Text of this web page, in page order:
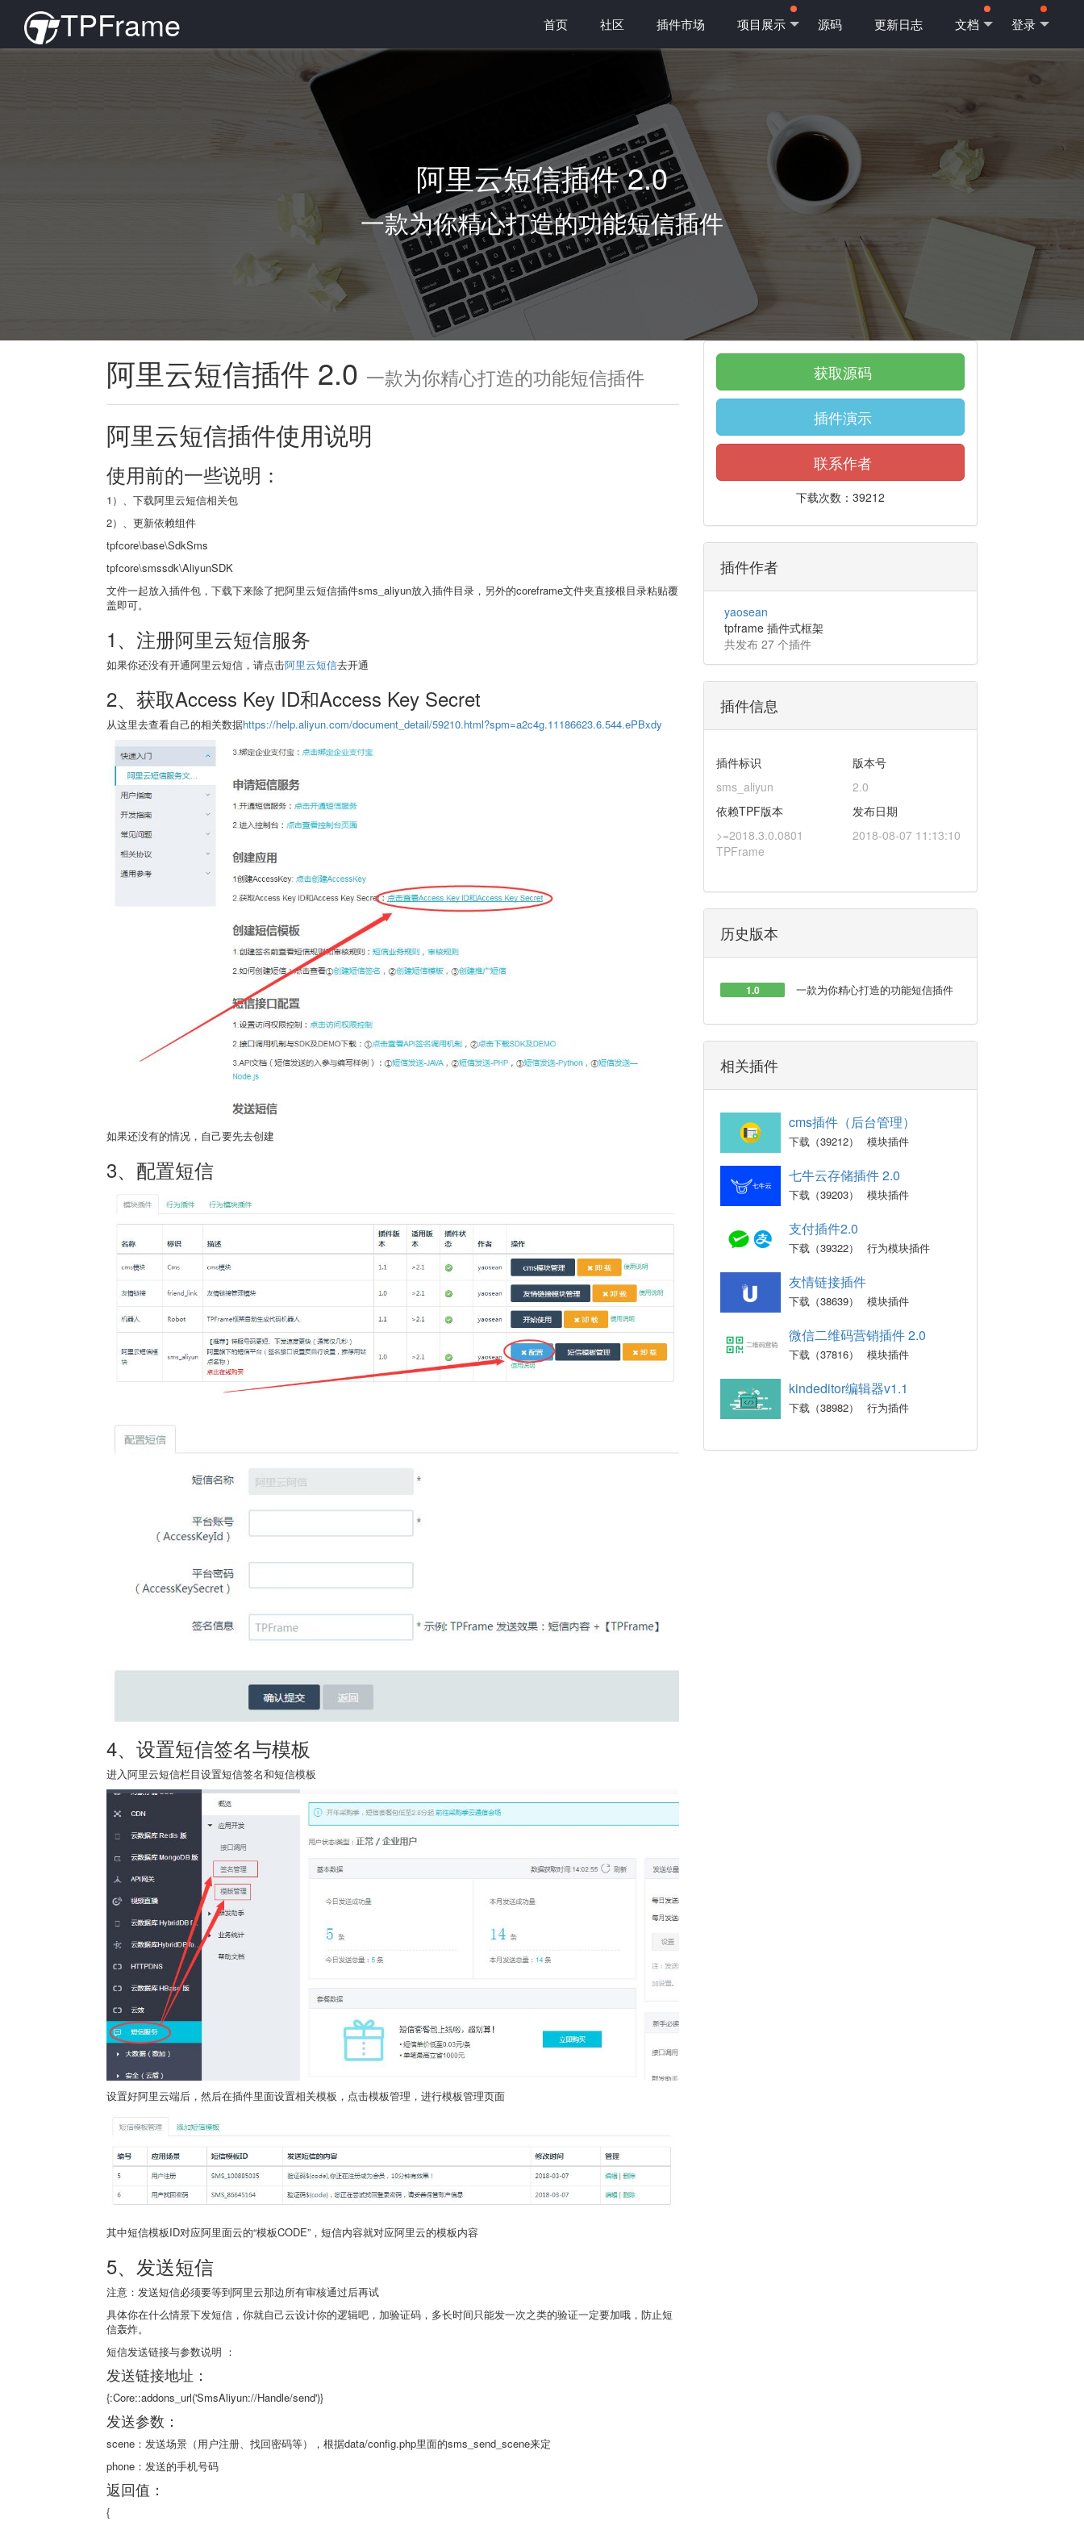
TPFrame 首页 社区 插件市场 项目展示 源码 更新日志 文档 登录
阿里云短信插件 2.0
一款为你精心打造的功能短信插件
阿里云短信插件 2.0 一款为你精心打造的功能短信插件
阿里云短信插件使用说明
使用前的一些说明：
1）、下载阿里云短信相关包
2）、更新依赖组件
tpfcore\base\SdkSms
tpfcore\smssdk\AliyunSDK
文件一起放入插件包，下载下来除了把阿里云短信插件sms_aliyun放入插件目录，另外的coreframe文件夹直接根目录粘贴覆
盖即可。
1、注册阿里云短信服务
如果你还没有开通阿里云短信，请点击阿里云短信去开通
2、获取Access Key ID和Access Key Secret
从这里去查看自己的相关数据https://help.aliyun.com/document_detail/59210.html?spm=a2c4g.11186623.6.544.ePBxdy
如果还没有的情况，自己要先去创建
3、配置短信
4、设置短信签名与模板
进入阿里云短信栏目设置短信签名和短信模板
设置好阿里云端后，然后在插件里面设置相关模板，点击模板管理，进行模板管理页面
其中短信模板ID对应阿里面云的“模板CODE”，短信内容就对应阿里云的模板内容
5、发送短信
注意：发送短信必须要等到阿里云那边所有审核通过后再试
具体你在什么情景下发短信，你就自己云设计你的逻辑吧，加验证码，多长时间只能发一次之类的验证一定要加哦，防止短
信轰炸。
短信发送链接与参数说明 ：
发送链接地址：
{:Core::addons_url('SmsAliyun://Handle/send')}
发送参数：
scene：发送场景（用户注册、找回密码等），根据data/config.php里面的sms_send_scene来定
phone：发送的手机号码
返回值：
{
获取源码
插件演示
联系作者
下载次数：39212
插件作者
yaosean
tpframe 插件式框架
共发布 27 个插件
插件信息
插件标识
sms_aliyun
版本号
2.0
依赖TPF版本
>=2018.3.0.0801
TPFrame
发布日期
2018-08-07 11:13:10
历史版本
1.0 一款为你精心打造的功能短信插件
相关插件
cms插件（后台管理）
下载（39212） 模块插件
七牛云存储插件 2.0
下载（39203） 模块插件
支付插件2.0
下载（39322） 行为模块插件
友情链接插件
下载（38639） 模块插件
微信二维码营销插件 2.0
下载（37816） 模块插件
kindeditor编辑器v1.1
下载（38982） 行为插件